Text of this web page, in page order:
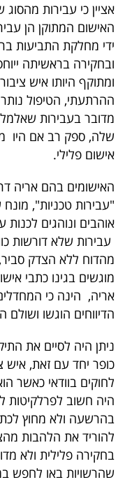
אציין כי עבירות
האישום המתוקן הן
ידי מחלקת התביעות
ובחקירה בראשיתה
ומתוקף היותו איש
ההרתעתי, הטיפול
מדובר בעבירות
שלה, ספק רב אם היו
אישום פלילי.
האישומים בהם אריה
"עבירות טכניות",
אוהבים ונוהגים לכנות
עבירות שלא דורשות
מהדוח ללא הצדק
מוגשים בגינו כתבי
אריה, הינה כי
הדיווחים הוגשו
ניתן היה לסיים את
כופר יחד עם זאת, איש
לחוקים בוודאי כאשר
היה חשוב לפרלקיטות
בהרשעה ולא מחוץ
להוריד את הלהבות
בחקירה פלילית ולא
שהרשויות באו לחפש